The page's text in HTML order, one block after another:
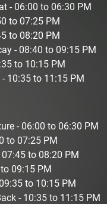
- 06:00 to 06:30 PM
to 07:25 PM
to 08:20 PM
- 08:40 to 09:15 PM
to 10:15 PM
10:35 to 11:15 PM
- 06:00 to 06:30 PM
to 07:25 PM
to 08:20 PM
09:15 PM
to 10:15 PM
- 10:35 to 11:15 PM